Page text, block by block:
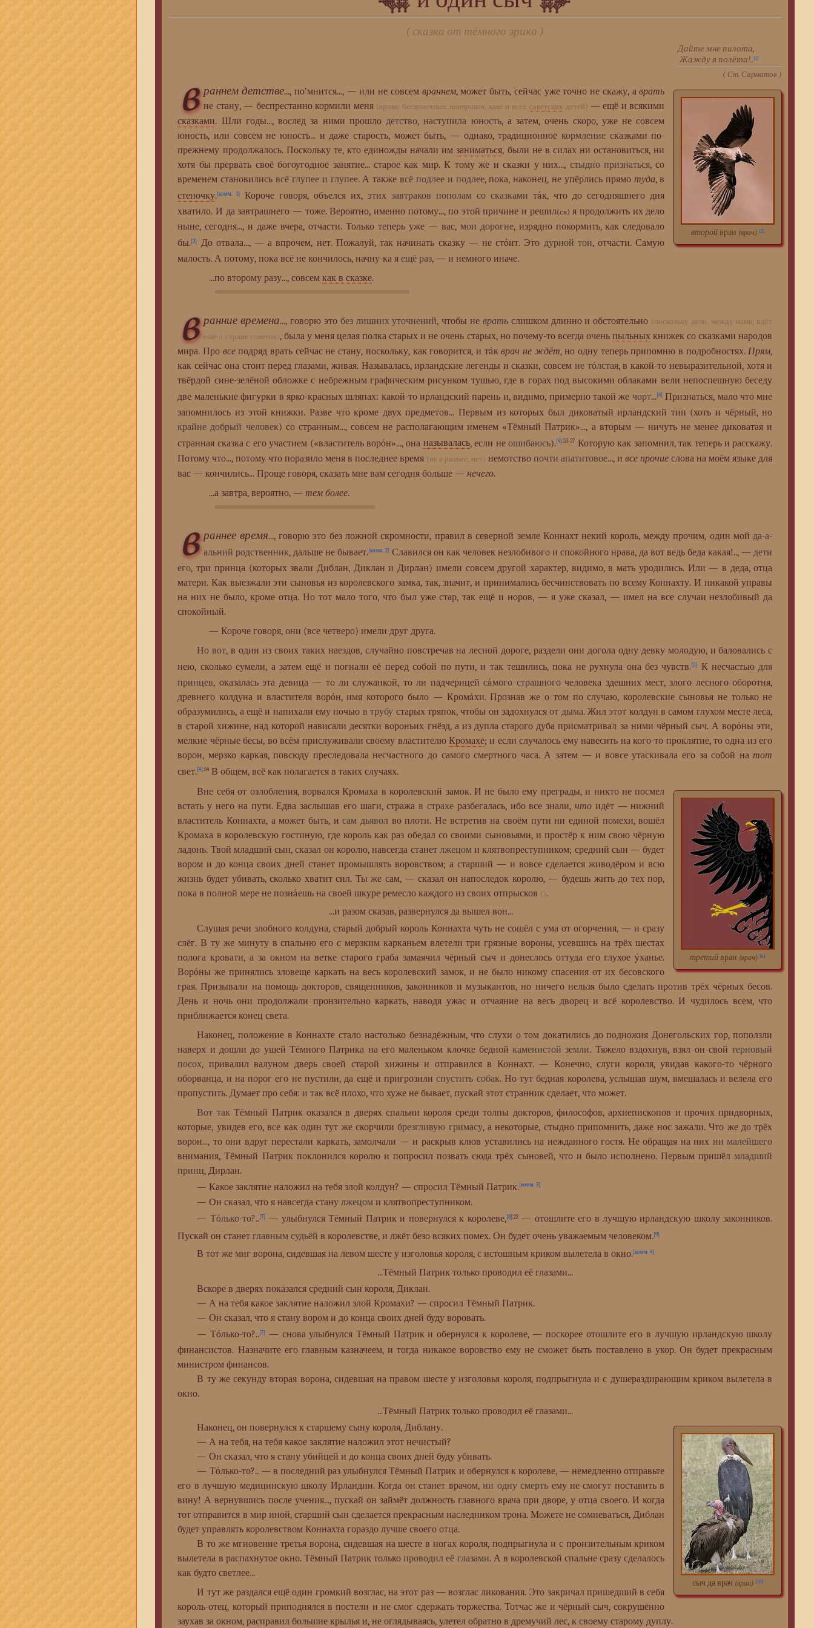
( сказка от тёмного эрика )
Дайте мне пилота,
Жажду я полёта!..[1]
( Ст. Сарматов )
второйвран (врач) [2]
враннем детстве..., по’мнится..., — или не совсем враннем, может быть, сейчас уже точно не скажу, аврать
не стану, — беспрестанно кормили меня (кроме бесконечных завтраков, како и всех советских детей) — ещё и всякими
сказками. Шли годы..., вослед за ними прошлодетство, наступила юность, а затем, очень скоро, уже не совсем
юность, или совсем не юность... и даже старость, может быть, — однако, традиционноекормление сказками по-
прежнему продолжалось. Поскольку те, кто единожды начали имзаниматься, были не в силах ни остановиться, ни
хотя бы прервать своё богоугодное занятие... старое как мир. К тому же и сказки у них..., стыдно признаться, со
временем становилисьвсё глупее и глупее. А такжевсё подлее и подлее, пока, наконец, не упёрлись прямо туда, в
стеночку.[комм. 1] Короче говоря, объелся их, этихзавтраков пополам со сказками тáк, что до сегодняшнего дня
хватило. И да завтрашнего — тоже. Вероятно, именно потому..., по этой причине и решил(ся) я продолжить их дело
ныне, сегодня..., и даже вчера, отчасти. Только теперь уже — вас, мои дорогие, изрядно покормить, как следовало
бы.[3] До отвала..., — а впрочем, нет. Пожалуй, так начинать сказку — не стóит. Это дурной тон, отчасти. Самую
малость. А потому, пока всё не кончилось, начну-ка яещё раз, — и немного иначе.
...по второму разу..., совсем как в сказке.
вранние времена..., говорю это без лишних уточнений, чтобыне вратьслишком длинно и обстоятельно (поскольку дело, между нами, идёт
ещё о стране советов), была у меня целая полка старых и не очень старых, но почему-то всегда оченьпыльных книжек со сказками народов
мира. Про всеподряд врать сейчас не стану, поскольку, как говорится, и тáкврач не ждёт, но одну теперь припомню в подробностях.Прям,
как сейчас она стоит перед глазами, живая. Называлась, ирландские легенды и сказки, совсем не тóлстая, в какой-то невыразительной, хотя и
твёрдой сине-зелёной обложке с небрежным графическим рисунком тушью, где в горах под высокими облаками вели непоспешную беседу
две маленькие фигурки в ярко-красных шляпах: какой-то ирландский парень и, видимо, примерно такой же чорт...[4]Признаться, мало что мне
запомнилось из этой книжки. Разве что кроме двух предметов... Первым из которых был диковатый ирландский тип (хоть и чёрный, но
крайне добрый человек) со странным..., совсем не располагающим именем «Тёмный Патрик»..., а вторым — ничуть не менее диковатая и
странная сказка с его участием («властитель ворóн»..., она называлась, если неошибаюсь). [4] :53-57 Которую как запомнил, так теперь и расскажу.
Потому что..., потому что поразило меня в последнее время (не в раннее, нет) немотствопочти апатитовое..., ивсе прочие слова на моём языке для
вас — кончились... Проще говоря, сказать мне вам сегодня больше —нечего.
...а завтра, вероятно, — тем более.
враннее время..., говорю это без ложной скромности, правил в северной земле Коннахт некий король, между прочим, один мойда-а-
альний родственник, дальше не бывает.[комм. 2] Славился он как человек незлобивого и спокойного нрава, да вот ведь беда какая!.., —дети
его, три принца (которых звали Диблан, Диклан и Дирлан) имели совсем другой характер, видимо, в мать уродились. Или — в деда, отца
матери. Как выезжали эти сыновья из королевского замка, так, значит, и принимались бесчинствовать по всему Коннахту. И никакой управы
на них не было, кроме отца. Но тот мало того, что был уже стар, так ещё и норов, — я уже сказал, — имел на все случаи незлобивый да
спокойный.
— Короче говоря, они (все четверо) имели друг друга.
Но вот, в один из своих таких наездов, случайно повстречав на лесной дороге, раздели они догола одну девку молодую, и баловались с
нею, сколько сумели, а затем ещё и погнали её перед собой по пути, и так тешились, пока не рухнула она без чувств.[5] К несчастьюдля
принцев, оказалась эта девица — то ли служанкой, то ли падчерицейсáмого страшногочеловека здешних мест, злого лесного оборотня,
древнего колдуна и властителя ворóн, имя которого было — Кромáхи. Прознав же о том по случаю, королевские сыновья не только не
образумились, а ещё и напихали ему ночью в трубу старых тряпок, чтобы он задохнулсяот дыма. Жил этот колдун в самом глухом месте леса,
в старой хижине, над которой нависали десятки вороньих гнёзд, а из дупла старого дуба присматривал за ними чёрный сыч. А ворóны эти,
мелкие чёрные бесы, во всём прислуживали своему властителю Кромахе; и если случалось ему навесить на кого-то проклятие, то одна из его
ворон, мерзко каркая, повсюду преследовала несчастного до самого смертного часа. А затем — и вовсе утаскивала его за собой натот
свет. [4] :54 В общем, всё как полагается в таких случаях.
третий вран (врач) [6]
Вне себя от озлобления, ворвался Кромаха в королевский замок. И не было ему преграды, и никто не посмел
встать у него на пути. Едва заслышав его шаги, стражав страхе разбегалась, ибо все знали, что идёт — нижний
властитель Коннахта, а может быть, исам дьявол во плоти. Не встретив на своём пути ни единой помехи, вошёл
Кромаха в королевскую гостиную, где король как раз обедал со своими сыновьями, и простёр к ним свою чёрную
ладонь. Твой младший сын, сказал он королю, навсегда станет лжецоми клятвопреступником; средний сын — будет
вором и до конца своих дней станет промышлять воровством; а старший — и вовсе сделается живодёром и всю
жизнь будет убивать, сколько хватит сил. Ты же сам, — сказал он напоследок королю, — будешь жить до тех пор,
пока в полной мере не познáешь на своей шкуре ремесло каждого из своих отпрысков ().
...и разом сказав, развернулся да вышел вон...
Слушая речи злобного колдуна, старый добрый король Коннахта чуть не сошёл с ума от огорчения, — и сразу
слёг. В ту же минуту в спальню его с мерзким карканьем влетели три грязные вороны, усевшись на трёх шестах
полога кровати, а за окном на ветке старого граба замаячил чёрный сыч и донеслось оттуда его глухое ýханье.
Ворóны же принялись зловеще каркать на весь королевский замок, и не было никому спасения от их бесовского
грая. Призывали на помощь докторов, священников, законников и музыкантов, но ничего нельзя было сделать против трёх чёрных бесов.
День и ночь они продолжали пронзительно каркать, наводя ужас и отчаяние на весь дворец и всё королевство. И чудилось всем, что
приближается конец света.
Наконец, положение в Коннахте стало настолько безнадёжным, что слухи о том докатились до подножия Донегольских гор, поползли
наверх и дошли до ушей Тёмного Патрика на его маленьком клочке беднойкаменистой земли. Тяжело вздохнув, взял он свойтерновый
посох, привалил валуном дверь своей старой хижины и отправился в Коннахт. — Конечно, слуги короля, увидав какого-то чёрного
оборванца, и на порог его не пустили, да ещё и пригрозилиспустить собак. Но тут бедная королева, услышав шум, вмешалась и велела его
пропустить. Думает про себя:и так всё плохо, что хуже не бывает, пускай этот странник сделает, что может.
Вот такТёмный Патрик оказался в дверях спальни короля среди толпы докторов, философов, архиепископов и прочих придворных,
которые, увидев его, все как один тут же скорчилибрезгливую гримасу, а некоторые, стыдно припомнить, даже нос зажали. Что же до трёх
ворон..., то они вдруг перестали каркать, замолчали — и раскрыв клюв уставились на нежданного гостя. Не обращая на них ни малейшего
внимания, Тёмный Патрик поклонился королю и попросил позвать сюда трёх сыновей, что и было исполнено. Первым пришёлмладший
принц, Дирлан.
— Какое заклятие наложил на тебя злой колдун? — спросил Тёмный Патрик. [комм. 3]
— Он сказал, что я навсегда станулжецом и клятвопреступником.
— Тóлько-то?..[7]— улыбнулся Тёмный Патрик и повернулся к королеве,[8] :22— отошлите его в лучшую ирландскую школу законников.
Пускай он станетглавным судьёй в королевстве, и лжёт безо всяких помех. Он будет очень уважаемым человеком.[9]
В тот же миг ворона, сидевшая на левом шесте у изголовья короля, с истошным криком вылетела в окно.[комм. 4]
...Тёмный Патрик только проводил её глазами...
Вскоре в дверях показался средний сын короля, Диклан.
— А на тебя какое заклятие наложил злой Кромахи? — спросил Тёмный Патрик.
— Он сказал, что я стану вором и до конца своих дней буду воровать.
— Тóлько-то?..[7]
— снова улыбнулся Тёмный Патрик и обернулся к королеве, — поскорее отошлите его в лучшую ирландскую школу
финансистов. Назначите его главным казначеем, и тогда никакое воровство ему не сможет быть поставлено в укор. Он будет прекрасным
министром финансов.
В ту же секунду вторая ворона, сидевшая на правом шесте у изголовья короля, подпрыгнула и с душераздирающим криком вылетела в
окно.
...Тёмный Патрик только проводил её глазами...
сыч да врач (вран) [10]
Наконец, он повернулся к старшему сыну короля, Диблану.
— А на тебя, на тебя какое заклятие наложил этот нечистый?
— Он сказал, что я стану убийцей и до конца своих дней буду убивать.
— Тóлько-то?.. — в последний раз улыбнулся Тёмный Патрик и обернулся к королеве, — немедленно отправьте
его в лучшую медицинскую школу Ирландии. Когда он станет врачом,ни одну смерть ему не смогут поставить в
вину! А вернувшись после учения..., пускай он займёт должность главного врача при дворе, у отца своего. И когда
тот отправится в мир иной, старший сын сделается прекрасным наследником трона. Можете не сомневаться, Диблан
будет управлять королевством Коннахта гораздо лучше своего отца.
В то же мгновение третья ворона, сидевшая на шесте в ногах короля, подпрыгнула и с пронзительным криком
вылетела в распахнутое окно. Тёмный Патрик толькопроводил её глазами. А в королевской спальне сразу сделалось
как будто светлее...
И тут же раздался ещё один громкий возглас, на этот раз — возглас ликования. Это закричал пришедший в себя
король-отец, который приподнялся в постели и не смог сдержать торжества. Тотчас же и чёрный сыч, сокрушённо
заухав за окном, расправил большие крылья и, не оглядываясь, улетел обратно в дремучий лес, к своему старому дуплу.